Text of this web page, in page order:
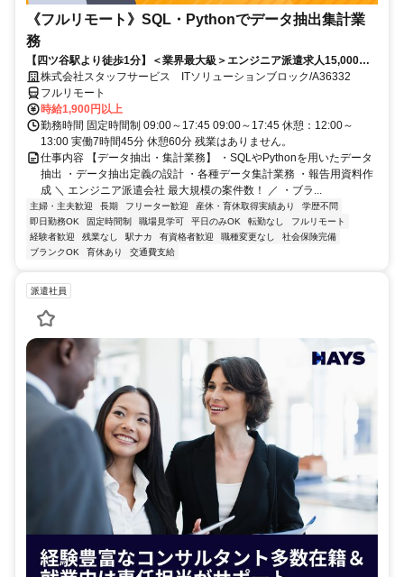
《フルリモート》SQL・Pythonでデータ抽出集計業
務
【四ツ谷駅より徒歩1分】＜業界最大級＞エンジニア派遣求人15,000件
以上◎ 来社不要のカンタン登録→最短2日で就業可能！！
株式会社スタッフサービス ITソリューションブロック/A36332
フルリモート
時給1,900円以上
勤務時間 固定時間制 09:00～17:45 09:00～17:45 休憩：12:00～
13:00 実働7時間45分 休憩60分 残業はありません。
仕事内容 【データ抽出・集計業務】 ・SQLやPythonを用いたデータ
抽出 ・データ抽出定義の設計 ・各種データ集計業務 ・報告用資料作
成 ＼ エンジニア派遣会社 最大規模の案件数！ ／ ・ブラ...
主婦・主夫歓迎 長期 フリーター歓迎 産休・育休取得実績あり
学歴不問
即日勤務OK
固定時間制 職場見学可 平日のみOK 転勤なし
フルリモート
経験者歓迎
残業なし 駅ナカ 有資格者歓迎 職種変更なし
社会保険完備
ブランクOK
育休あり 交通費支給
派遣社員